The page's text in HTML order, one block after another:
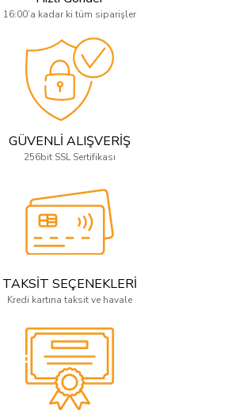
16:00’a kadar ki tüm siparişler
GÜVENLİ ALIŞVERİŞ
256bit SSL Sertifikası
TAKSİT SEÇENEKLERİ
Kredi kartına taksit ve havale